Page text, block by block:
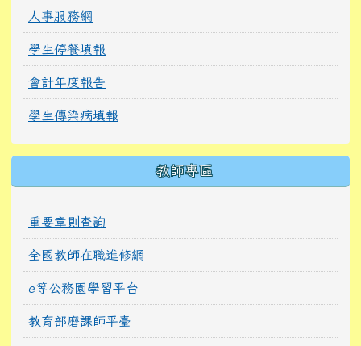
人事服務網
學生停餐填報
會計年度報告
學生傳染病填報
教師專區
重要章則查詢
全國教師在職進修網
e等公務園學習平台
教育部磨課師平臺